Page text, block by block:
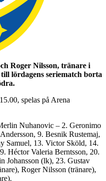
Roger Nilsson, tränare i
lördagens seriematch borta
spelas på Arena
Nuhanovic – 2. Geronimo
9. Besnik Rustemaj,
Samuel, 13. Victor Sköld, 14.
Héctor Valeria Berntsson, 20.
Johansson (lk), 23. Gustav
Roger Nilsson (tränare),